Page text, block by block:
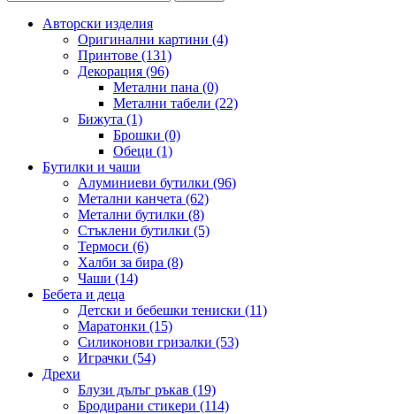
Авторски изделия
Оригинални картини (4)
Принтове (131)
Декорация (96)
Метални пана (0)
Метални табели (22)
Бижута (1)
Брошки (0)
Обеци (1)
Бутилки и чаши
Алуминиеви бутилки (96)
Метални канчета (62)
Метални бутилки (8)
Стъклени бутилки (5)
Термоси (6)
Халби за бира (8)
Чаши (14)
Бебета и деца
Детски и бебешки тениски (11)
Маратонки (15)
Силиконови гризалки (53)
Играчки (54)
Дрехи
Блузи дълъг ръкав (19)
Бродирани стикери (114)